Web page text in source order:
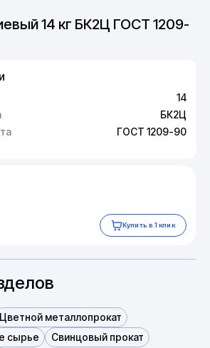
14 кг БК2Ц ГОСТ 1209-
14
БК2Ц
ГОСТ 1209-90
Купить в 1 клик
Цветной металлопрокат
сырье
Свинцовый прокат